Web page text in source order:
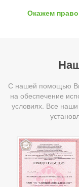
Окажем
С нашей помощью Вы
на обеспечение
условиях. Все